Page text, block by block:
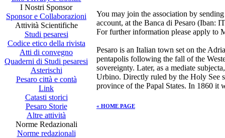
I Nostri Sponsor
Sponsor e Collaborazioni
Attività Scientifiche
Studi pesaresi
Codice etico della rivista
Atti di convegno
Quaderni di Studi pesaresi
Asterischi
Pesaro città e contà
Link
Catasti storici
Pesaro Storie
Altre attività
Norme Redazionali
Norme redazionali
You may join the association by
account, at the Banca di Pesaro
For further information please apply to
Pesaro is an Italian town set on the
pentapolis following the fall of the
sovereignty. Later, as a mediate
Urbino. Directly ruled by the Holy See
province of the Papal States. In 1860 it
« HOME PAGE